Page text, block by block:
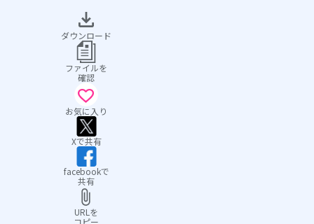
ダウンロード
ファイルを
確認
お気に入り
Xで共有
facebookで
共有
URLを
コピー